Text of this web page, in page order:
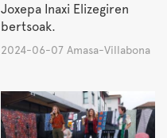
Joxepa Inaxi Elizegiren
bertsoak.
2024-06-07 Amasa-Villabona